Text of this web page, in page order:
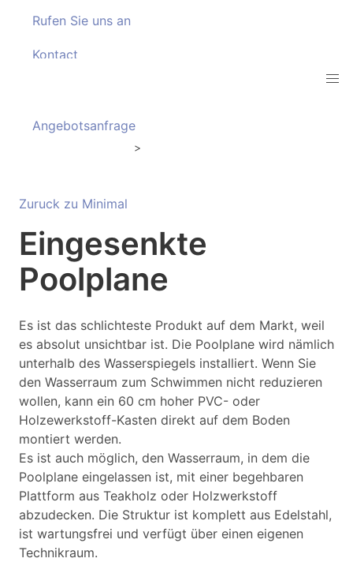
Rufen Sie uns an
Kontact
Angebotsanfrage
>
Zuruck zu Minimal
Eingesenkte
Poolplane
Es ist das schlichteste Produkt auf dem Markt, weil
es absolut unsichtbar ist. Die Poolplane wird nämlich
unterhalb des Wasserspiegels installiert. Wenn Sie
den Wasserraum zum Schwimmen nicht reduzieren
wollen, kann ein 60 cm hoher PVC- oder
Holzewerkstoff-Kasten direkt auf dem Boden
montiert werden.
Es ist auch möglich, den Wasserraum, in dem die
Poolplane eingelassen ist, mit einer begehbaren
Plattform aus Teakholz oder Holzwerkstoff
abzudecken. Die Struktur ist komplett aus Edelstahl,
ist wartungsfrei und verfügt über einen eigenen
Technikraum.